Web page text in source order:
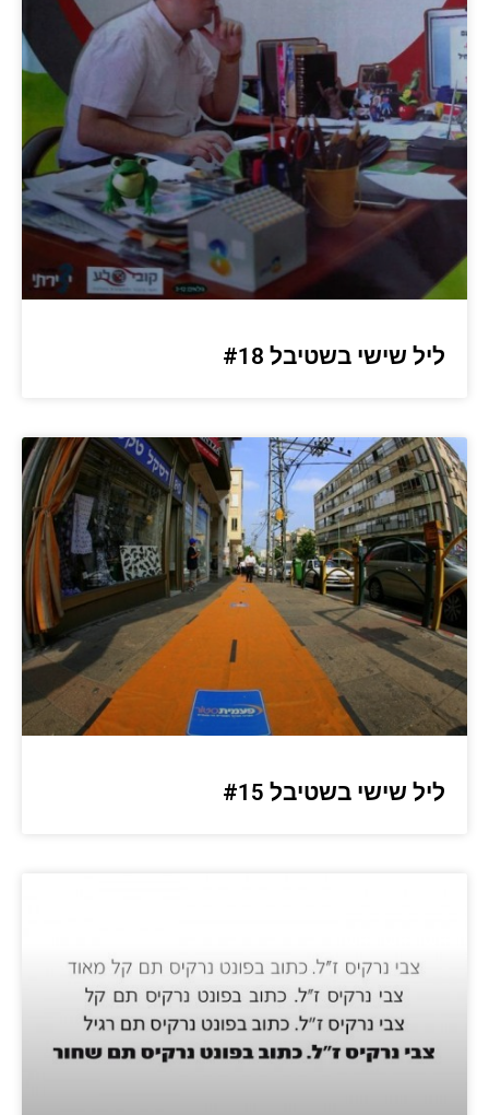
ליל שישי בשטיבל #18
ליל שישי בשטיבל #15